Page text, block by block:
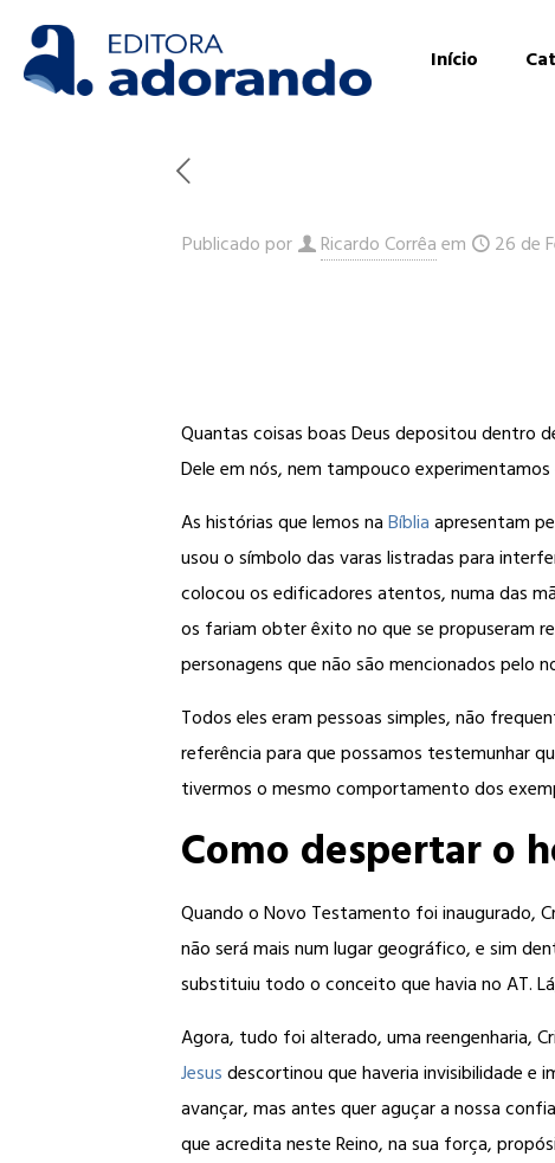
Início
Publicado por Ricardo Corrêaem 26 de
Quantas coisas boas Deus depositou dentro
Dele em nós, nem tampouco experimentamos
As histórias que lemos naBíbliaapresentam
usou o símbolo das varas listradas para
colocou os edificadores atentos, numa das
os fariam obter êxito no que se propuseram
personagens que não são mencionados pelo
Todos eles eram pessoas simples, não
referência para que possamos testemunhar
tivermos o mesmo comportamento dos
Como despertar o
Quando o Novo Testamento foi inaugurado,
não será mais num lugar geográfico, e sim
substituiu todo o conceito que havia no AT.
Agora, tudo foi alterado, uma reengenharia,
Jesusdescortinou que haveria invisibilidade e
avançar, mas antes quer aguçar a nossa
que acredita neste Reino, na sua força,